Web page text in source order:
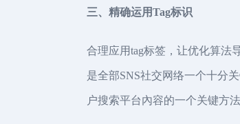
三、精确运用Tag标识
合理应用tag标签，让优化算法
是全部SNS社交网络一个十分
户搜索平台內容的一个关键方